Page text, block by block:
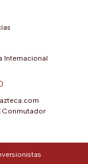
Internacional
Conmutador